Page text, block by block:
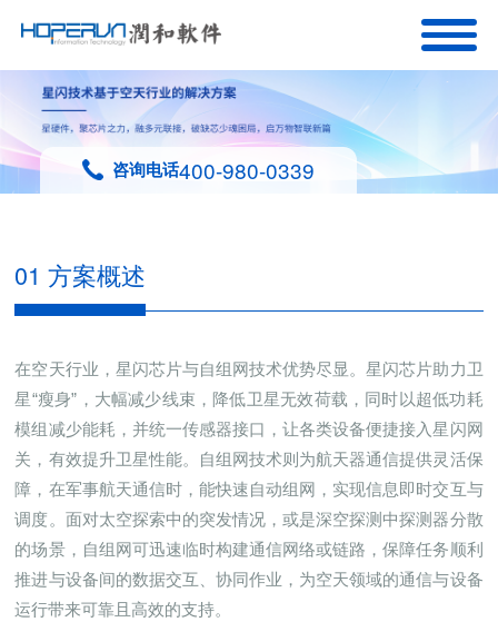
咨询电话400-980-0339
01 方案概述
在空天行业，星闪芯片与自组网技术优势尽显。星闪芯片助力卫
星“瘦身”，大幅减少线束，降低卫星无效荷载，同时以超低功耗
模组减少能耗，并统一传感器接口，让各类设备便捷接入星闪网
关，有效提升卫星性能。自组网技术则为航天器通信提供灵活保
障，在军事航天通信时，能快速自动组网，实现信息即时交互与
调度。面对太空探索中的突发情况，或是深空探测中探测器分散
的场景，自组网可迅速临时构建通信网络或链路，保障任务顺利
推进与设备间的数据交互、协同作业，为空天领域的通信与设备
运行带来可靠且高效的支持。